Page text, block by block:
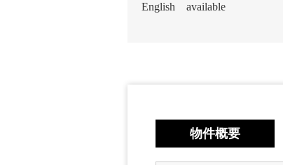
English available
物件概要